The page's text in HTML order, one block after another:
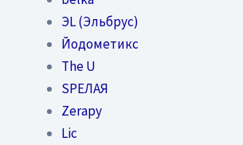
ЭL (Эльбрус)
Йодометикс
The U
SPEЛАЯ
Zerapy
Lic